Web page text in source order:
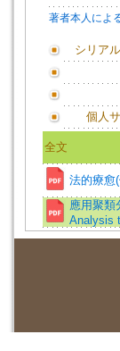
著者本人によ
シリア
個人
全文
法的療愈
應用聚類
Analysis